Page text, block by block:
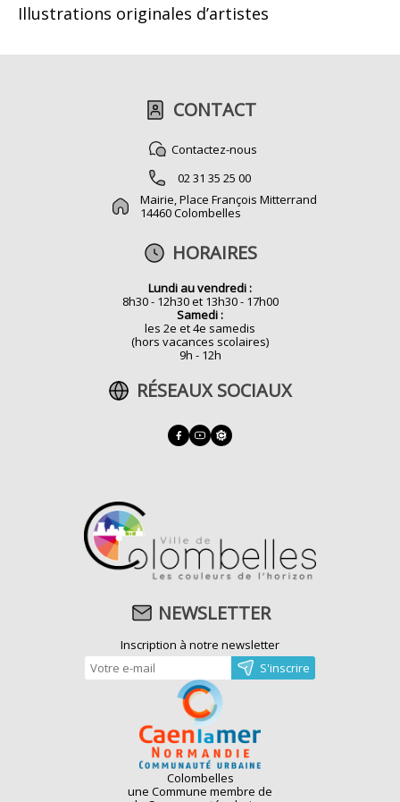
Illustrations originales d’artistes
CONTACT
Contactez-nous
02 31 35 25 00
Mairie, Place François Mitterrand
14460 Colombelles
HORAIRES
Lundi au vendredi :
8h30 - 12h30 et 13h30 - 17h00
Samedi :
les 2e et 4e samedis
(hors vacances scolaires)
9h - 12h
RÉSEAUX SOCIAUX
NEWSLETTER
Inscription à notre newsletter
Colombelles
une Commune membre de